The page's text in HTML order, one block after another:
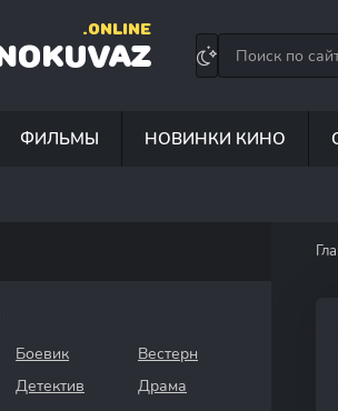
.ONLINE
ФИЛЬМЫ НОВИНКИ КИНО
Боевик
Вестерн
Детектив
Драма